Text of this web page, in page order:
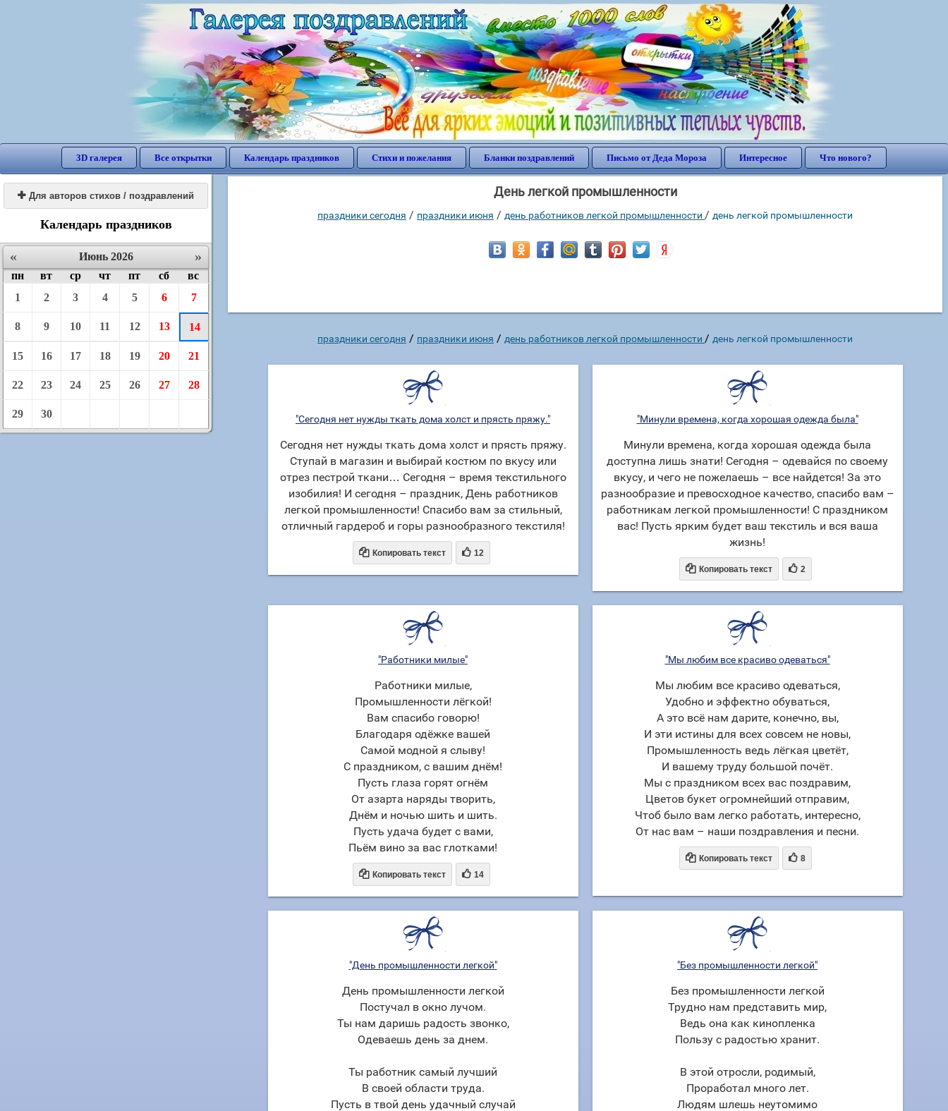
3D галерея Все открытки Календарь праздников Стихи и пожелания Бланки поздравлений Письмо от Деда Мороза Интересное Что нового?
 Для авторов стихов / поздравлений
Календарь праздников
« »
Июнь 2026
пн
вт ср чт пт сб
вс
1
2 3 4 5 6 7
8 9 10 11 12 13 14
15 16 17 18 19 20 21
22 23 24 25 26 27 28
29 30
День легкой промышленности
праздники сегодня / праздники июня / день работников легкой промышленности / день легкой промышленности
праздники сегодня / праздники июня / день работников легкой промышленности / день легкой промышленности
"Сегодня нет нужды ткать дома холст и прясть пряжу."
Сегодня нет нужды ткать дома холст и прясть пряжу.
Ступай в магазин и выбирай костюм по вкусу или
отрез пестрой ткани… Сегодня – время текстильного
изобилия! И сегодня – праздник, День работников
легкой промышленности! Спасибо вам за стильный,
отличный гардероб и горы разнообразного текстиля!
 Копировать текст  12
"Минули времена, когда хорошая одежда была"
Минули времена, когда хорошая одежда была
доступна лишь знати! Сегодня – одевайся по своему
вкусу, и чего не пожелаешь – все найдется! За это
разнообразие и превосходное качество, спасибо вам –
работникам легкой промышленности! С праздником
вас! Пусть ярким будет ваш текстиль и вся ваша
жизнь!
 Копировать текст  2
"Работники милые"
Работники милые,
Промышленности лёгкой!
Вам спасибо говорю!
Благодаря одёжке вашей
Самой модной я слыву!
С праздником, с вашим днём!
Пусть глаза горят огнём
От азарта наряды творить,
Днём и ночью шить и шить.
Пусть удача будет с вами,
Пьём вино за вас глотками!
 Копировать текст  14
"Мы любим все красиво одеваться"
Мы любим все красиво одеваться,
Удобно и эффектно обуваться,
А это всё нам дарите, конечно, вы,
И эти истины для всех совсем не новы,
Промышленность ведь лёгкая цветёт,
И вашему труду большой почёт.
Мы с праздником всех вас поздравим,
Цветов букет огромнейший отправим,
Чтоб было вам легко работать, интересно,
От нас вам – наши поздравления и песни.
 Копировать текст  8
"День промышленности легкой"
День промышленности легкой
Постучал в окно лучом.
Ты нам даришь радость звонко,
Одеваешь день за днем.
Ты работник самый лучший
В своей области труда.
Пусть в твой день удачный случай
"Без промышленности легкой"
Без промышленности легкой
Трудно нам представить мир,
Ведь она как кинопленка
Пользу с радостью хранит.
В этой отросли, родимый,
Проработал много лет.
Людям шлешь неутомимо